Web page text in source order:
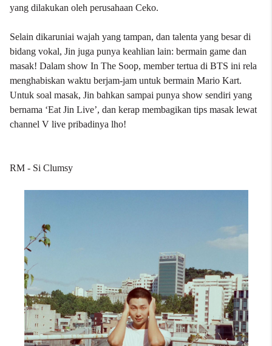
yang dilakukan oleh perusahaan Ceko.
Selain dikaruniai wajah yang tampan, dan talenta yang besar di
bidang vokal, Jin juga punya keahlian lain: bermain game dan
masak! Dalam show In The Soop, member tertua di BTS ini rela
menghabiskan waktu berjam-jam untuk bermain Mario Kart.
Untuk soal masak, Jin bahkan sampai punya show sendiri yang
bernama ‘Eat Jin Live’, dan kerap membagikan tips masak lewat
channel V live pribadinya lho!
RM - Si Clumsy